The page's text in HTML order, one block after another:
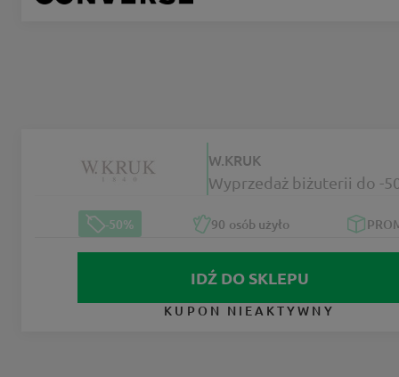
W.KRUK
Wyprzedaż biżuterii do -
-50% 90 osób użyło
IDŹ DO SKLEPU
KUPON NIEAKTYWNY